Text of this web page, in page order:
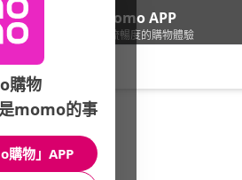
下載momo APP
給你3倍流暢度的購物體驗
車/機車用品/騎士人身部品
館長推薦 月銷量
購物
momo的事
購物」APP